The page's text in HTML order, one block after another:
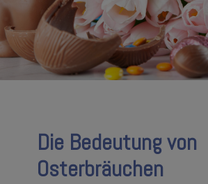
Die Bedeutung von
Osterbräuchen